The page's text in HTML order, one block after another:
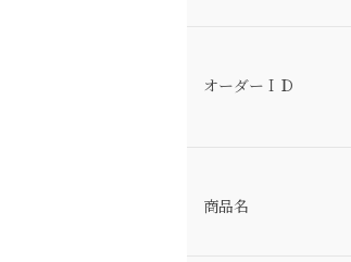
オーダーＩＤ
商品名